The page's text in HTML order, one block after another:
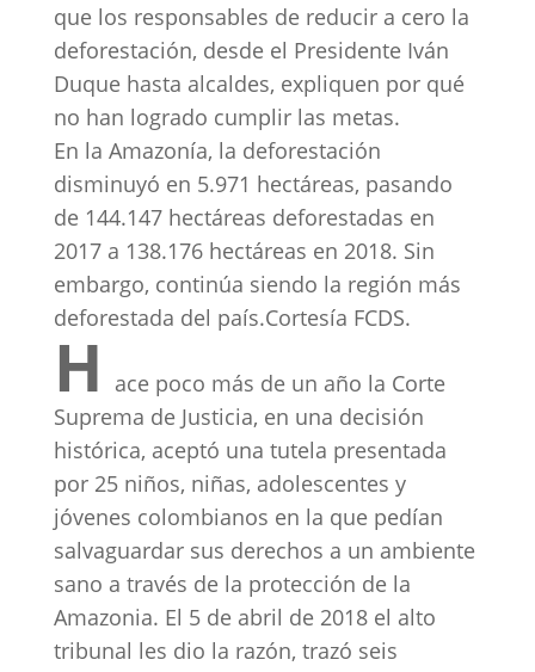
que los responsables de reducir a cero la
deforestación, desde el Presidente Iván
Duque hasta alcaldes, expliquen por qué
no han logrado cumplir las metas.
En la Amazonía, la deforestación
disminuyó en 5.971 hectáreas, pasando
de 144.147 hectáreas deforestadas en
2017 a 138.176 hectáreas en 2018. Sin
embargo, continúa siendo la región más
deforestada del país.Cortesía FCDS.
H
ace poco más de un año la Corte
Suprema de Justicia, en una decisión
histórica, aceptó una tutela presentada
por 25 niños, niñas, adolescentes y
jóvenes colombianos en la que pedían
salvaguardar sus derechos a un ambiente
sano a través de la protección de la
Amazonia. El 5 de abril de 2018 el alto
tribunal les dio la razón, trazó seis